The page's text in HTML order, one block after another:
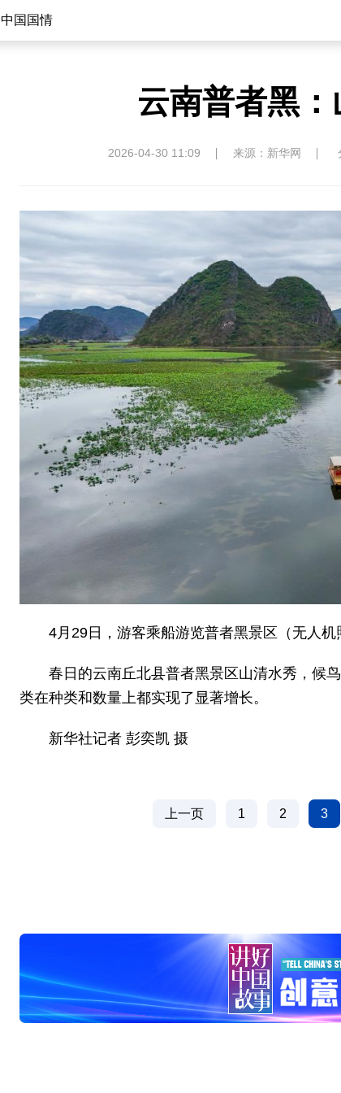
中国国情
云南普者黑
2026-04-30 11:09 来源：新华网
4月29日，游客乘船游览普者黑景区（无人机
春日的云南丘北县普者黑景区山清水秀，候
类在种类和数量上都实现了显著增长。
新华社记者 彭奕凯 摄
上一页 1 2 3